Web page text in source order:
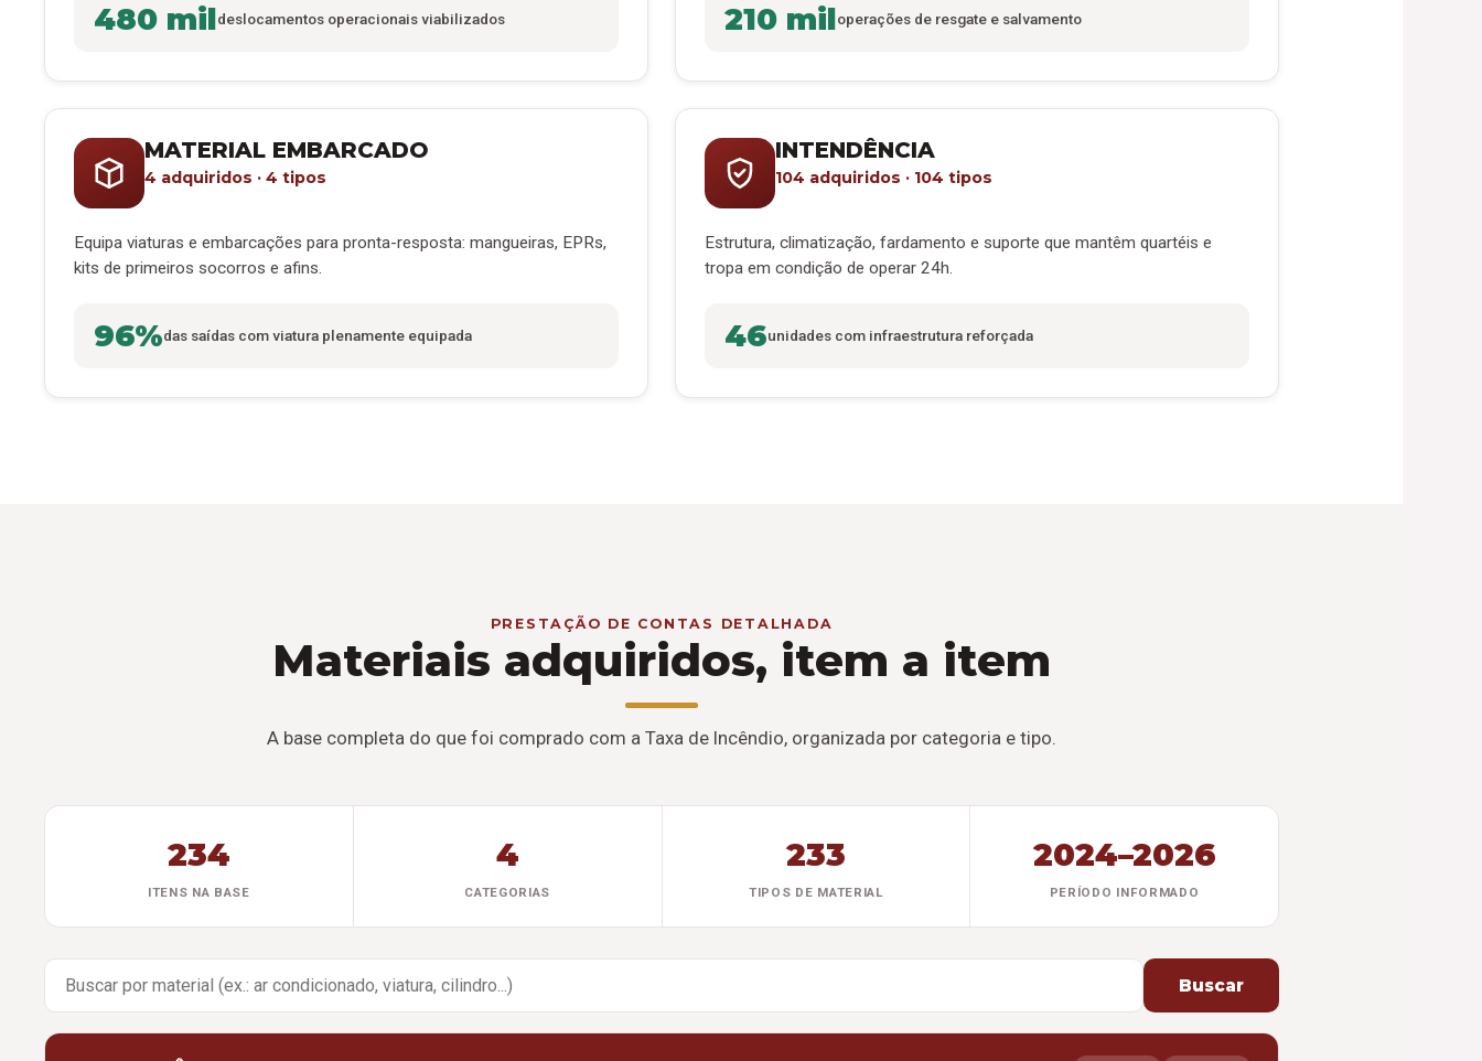
480 mildeslocamentos operacionais viabilizados 210 miloperações de resgate e salvamento
MATERIAL EMBARCADO
4 adquiridos · 4 tipos
Equipa viaturas e embarcações para pronta-resposta: mangueiras, EPRs,
kits de primeiros socorros e afins.
96%das saídas com viatura plenamente equipada
INTENDÊNCIA
104 adquiridos · 104 tipos
Estrutura, climatização, fardamento e suporte que mantêm quartéis e
tropa em condição de operar 24h.
46unidades com infraestrutura reforçada
PRESTAÇÃO DE CONTAS DETALHADA
Materiais adquiridos, item a item
A base completa do que foi comprado com a Taxa de Incêndio, organizada por categoria e tipo.
234
ITENS NA BASE
4
CATEGORIAS
233
TIPOS DE MATERIAL
2024–2026
PERÍODO INFORMADO
Buscar